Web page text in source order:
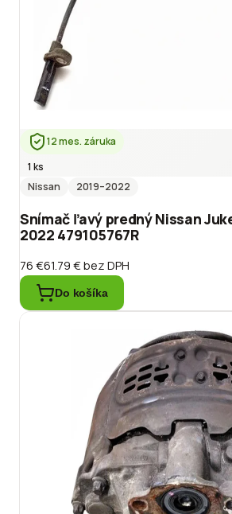
12 mes. záruka
1 ks
Nissan
2019–2022
Snímač ľavý predný Nissan
2022 479105767R
76 €61.79 €bez DPH
Do košíka